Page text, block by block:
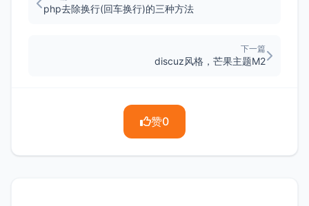
php去除换行(回车换行)的三种方法
下一篇
discuz风格，芒果主题M2
赞0